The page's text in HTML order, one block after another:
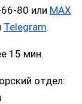
80 или MAX
Telegram.
15 мин.
отдел: